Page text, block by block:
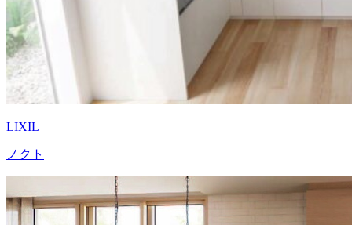
LIXIL
ノクト